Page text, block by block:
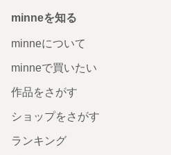
minneを知る
minneについて
minneで買いたい
作品をさがす
ショップをさがす
ランキング